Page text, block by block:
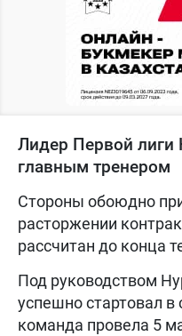
Лидер Первой лиги
главным тренером
Стороны обоюдно
расторжении
рассчитан до конца
Под руководством
успешно стартовал в
команда провела 5